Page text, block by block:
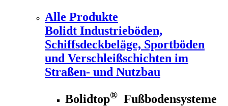
Alle Produkte
Bolidt Industrieböden,
Schiffsdeckbeläge, Sportböden
und Verschleißschichten im
Straßen- und Nutzbau
Bolidtop® Fußbodensysteme